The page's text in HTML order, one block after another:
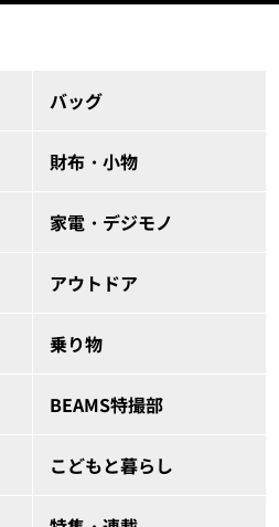
バッグ
財布・小物
家電・デジモノ
アウトドア
乗り物
BEAMS特撮部
こどもと暮らし